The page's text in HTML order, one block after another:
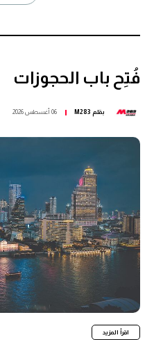
فُتِح باب الحجوزات
بقلم M283 06 أغسطس 2026
اقرأ المزيد